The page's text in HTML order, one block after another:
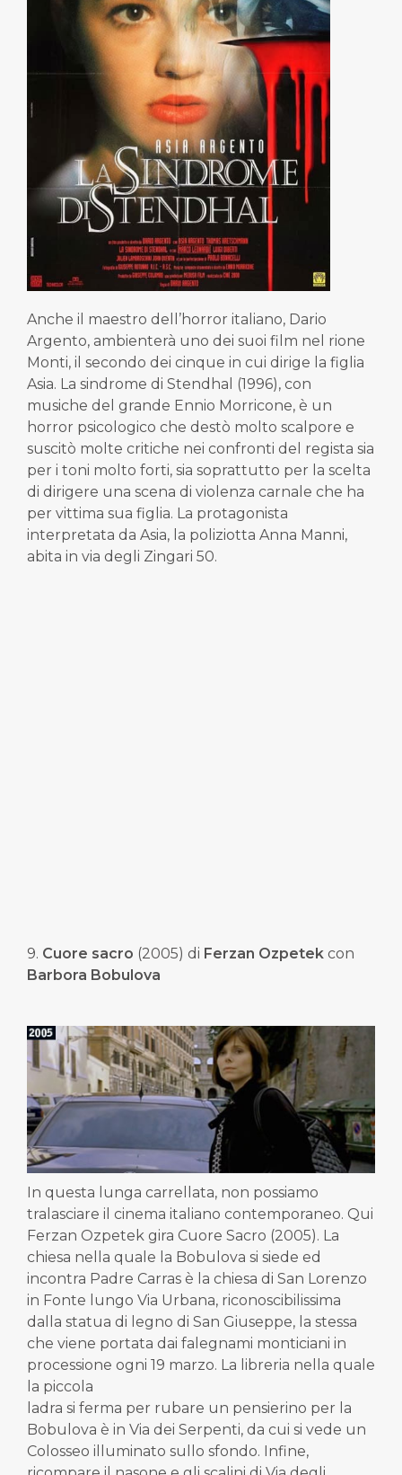
Anche il maestro dell’horror italiano, Dario
Argento, ambienterà uno dei suoi film nel rione
Monti, il secondo dei cinque in cui dirige la figlia
Asia. La sindrome di Stendhal (1996), con
musiche del grande Ennio Morricone, è un
horror psicologico che destò molto scalpore e
suscitò molte critiche nei confronti del regista sia
per i toni molto forti, sia soprattutto per la scelta
di dirigere una scena di violenza carnale che ha
per vittima sua figlia. La protagonista
interpretata da Asia, la poliziotta Anna Manni,
abita in via degli Zingari 50.
9. Cuore sacro (2005) di Ferzan Ozpetek con
Barbora Bobulova
In questa lunga carrellata, non possiamo
tralasciare il cinema italiano contemporaneo. Qui
Ferzan Ozpetek gira Cuore Sacro (2005). La
chiesa nella quale la Bobulova si siede ed
incontra Padre Carras è la chiesa di San Lorenzo
in Fonte lungo Via Urbana, riconoscibilissima
dalla statua di legno di San Giuseppe, la stessa
che viene portata dai falegnami monticiani in
processione ogni 19 marzo. La libreria nella quale
la piccola
ladra si ferma per rubare un pensierino per la
Bobulova è in Via dei Serpenti, da cui si vede un
Colosseo illuminato sullo sfondo. Infine,